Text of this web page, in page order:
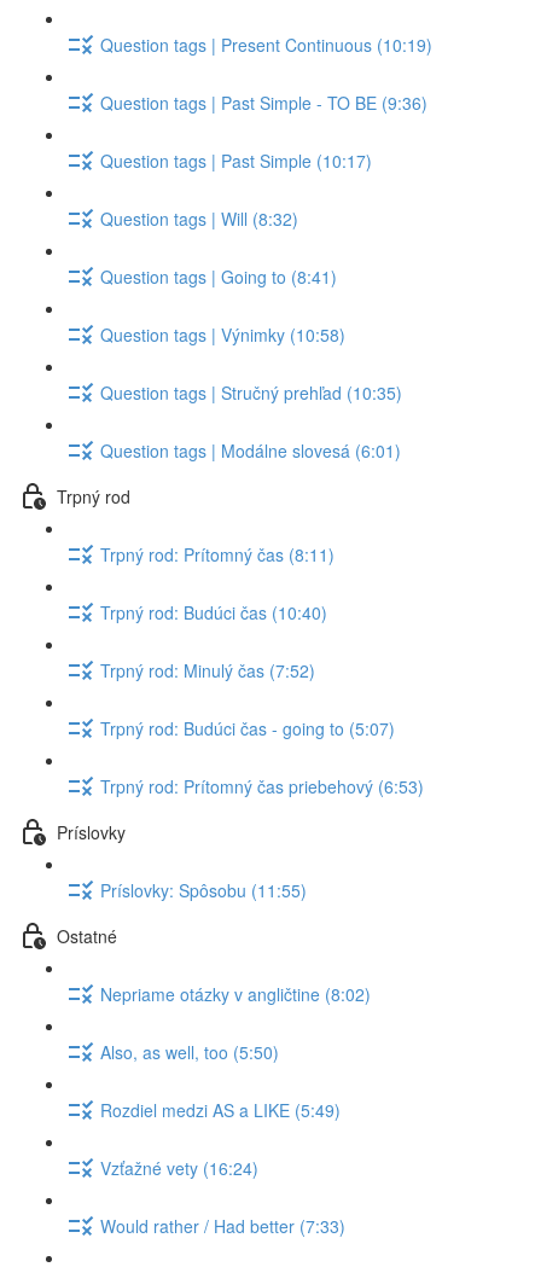
Question tags | Present Continuous (10:19)
Question tags | Past Simple - TO BE (9:36)
Question tags | Past Simple (10:17)
Question tags | Will (8:32)
Question tags | Going to (8:41)
Question tags | Výnimky (10:58)
Question tags | Stručný prehľad (10:35)
Question tags | Modálne slovesá (6:01)
Trpný rod
Trpný rod: Prítomný čas (8:11)
Trpný rod: Budúci čas (10:40)
Trpný rod: Minulý čas (7:52)
Trpný rod: Budúci čas - going to (5:07)
Trpný rod: Prítomný čas priebehový (6:53)
Príslovky
Príslovky: Spôsobu (11:55)
Ostatné
Nepriame otázky v angličtine (8:02)
Also, as well, too (5:50)
Rozdiel medzi AS a LIKE (5:49)
Vzťažné vety (16:24)
Would rather / Had better (7:33)